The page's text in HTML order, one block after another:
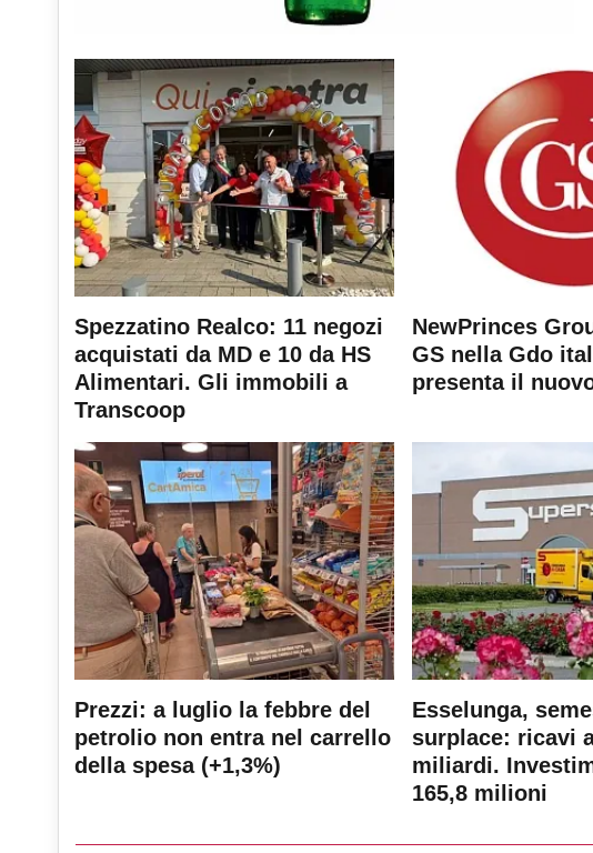
Spezzatino Realco: 11 negozi
acquistati da MD e 10 da HS
Alimentari. Gli immobili a
Transcoop
NewPrinces
GS nella Gdo
presenta il
Prezzi: a luglio la febbre del
petrolio non entra nel carrello
della spesa (+1,3%)
Esselunga,
surplace: ricavi
miliardi.
165,8 milioni